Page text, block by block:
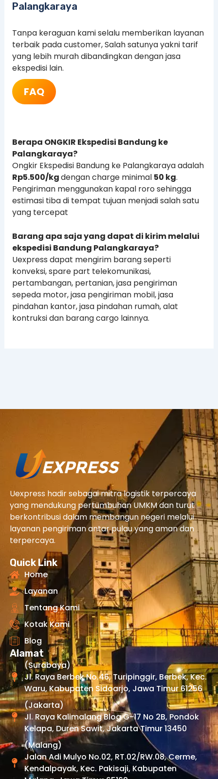
Palangkaraya
Tanpa keraguan kami selalu memberikan layanan
terbaik pada customer, Salah satunya yakni tarif
yang lebih murah dibandingkan dengan jasa
ekspedisi lain.
FAQ
Berapa ONGKIR Ekspedisi Bandung ke
Palangkaraya?
Ongkir Ekspedisi Bandung ke Palangkaraya adalah
Rp5.500/kgdengan charge minimal 50 kg.
Pengiriman menggunakan kapal roro sehingga
estimasi tiba di tempat tujuan menjadi salah satu
yang tercepat
Barang apa saja yang dapat di kirim melalui
ekspedisi Bandung Palangkaraya?
Uexpress dapat mengirim barang seperti
konveksi, spare part telekomunikasi,
pertambangan, pertanian, jasa pengiriman
sepeda motor, jasa pengiriman mobil, jasa
pindahan kantor, jasa pindahan rumah, alat
kontruksi dan barang cargo lainnya.
Uexpress hadir sebagai mitra logistik terpercaya
yang mendukung pertumbuhan UMKM dan turut
berkontribusi dalam membangun negeri melalui
layanan pengiriman antar pulau yang aman dan
terpercaya.
Quick Link
Home
Layanan
Tentang Kami
Kotak Kami
Blog
Alamat
(Surabaya)
Jl. Raya Berbek No.46, Turipinggir, Berbek, Kec.
Waru, Kabupaten Sidoarjo, Jawa Timur 61256
(Jakarta)
Jl. Raya Kalimalang Blog G-17 No 2B, Pondok
Kelapa, Duren Sawit, Jakarta Timur 13450
(Malang)
Jalan Adi Mulyo No.02, RT.02/RW.08, Cerme,
Kendalpayak, Kec. Pakisaji, Kabupaten